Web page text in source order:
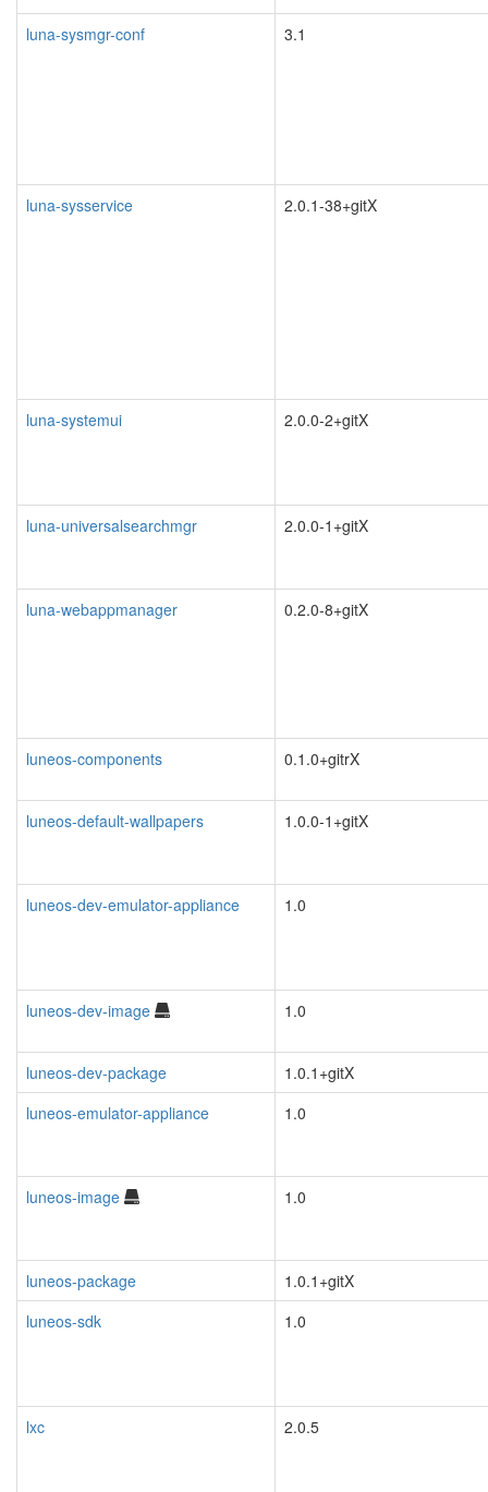
luna-sysmgr-conf 3.1
luna-sysservice 2.0.1-38+gitX
luna-systemui 2.0.0-2+gitX
luna-universalsearchmgr 2.0.0-1+gitX
luna-webappmanager 0.2.0-8+gitX
luneos-components 0.1.0+gitrX
luneos-default-wallpapers 1.0.0-1+gitX
luneos-dev-emulator-appliance 1.0
luneos-dev-image 1.0
luneos-dev-package
1.0.1+gitX
luneos-emulator-appliance
1.0
luneos-image 1.0
luneos-package
1.0.1+gitX
luneos-sdk
1.0
lxc 2.0.5